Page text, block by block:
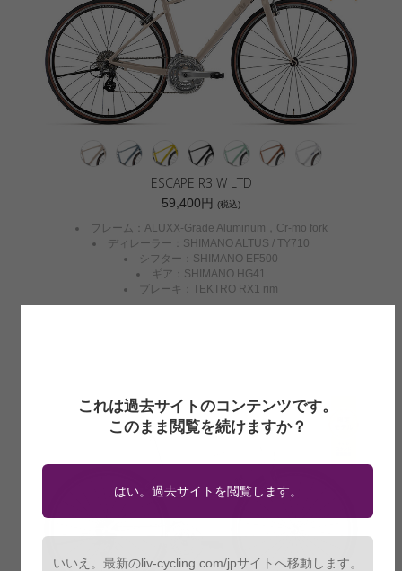
ESCAPE R3 W LTD
59,400円 (税込)
フレーム：ALUXX-Grade Aluminum，Cr-mo fork
ディレーラー：SHIMANO ALTUS / TY710
シフター：SHIMANO EF500
ギア：SHIMANO HG41
ブレーキ：TEKTRO RX1 rim
これは過去サイトのコンテンツです。
このまま閲覧を続けますか？
はい。過去サイトを閲覧します。
いいえ。最新のliv-cycling.com/jpサイトへ移動します。